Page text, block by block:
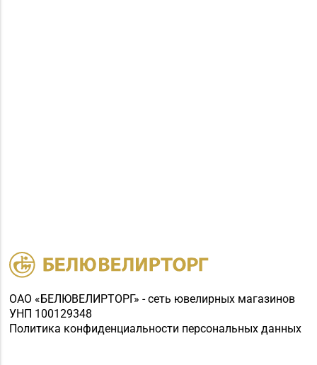
ОАО «БЕЛЮВЕЛИРТОРГ» - сеть ювелирных магазинов
УНП 100129348
Политика конфиденциальности персональных данных